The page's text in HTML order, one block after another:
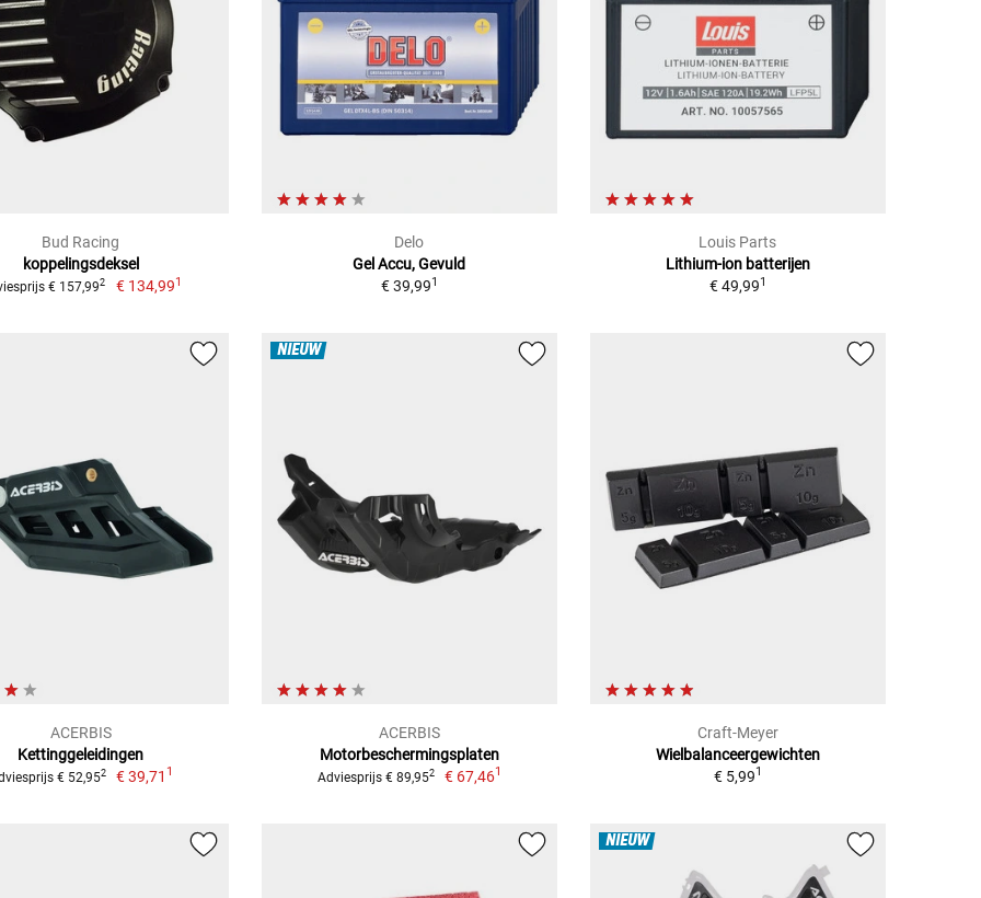
Bud Racing
koppelingsdeksel
€ 157,992 € 134,991
Delo
Gel Accu, Gevuld
€ 39,991
Louis Parts
Lithium-ion batterijen
€ 49,991
ACERBIS
Kettinggeleidingen
€ 52,952 € 39,71 1
NIEUW
ACERBIS
Motorbeschermingsplaten
Adviesprijs € 89,952 € 67,461
Craft-Meyer
Wielbalanceergewichten
€ 5,991
NIEUW